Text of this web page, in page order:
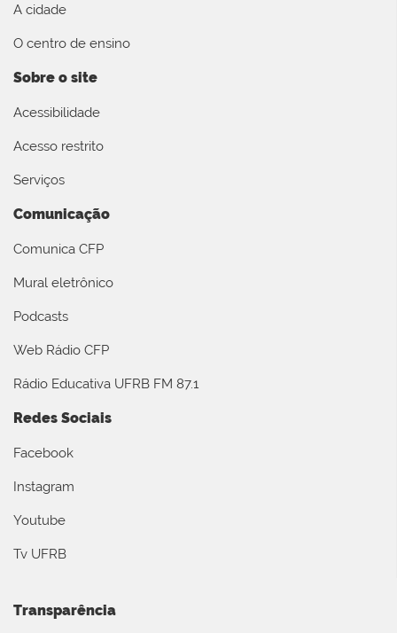
A cidade
O centro de ensino
Sobre o site
Acessibilidade
Acesso restrito
Serviços
Comunicação
Comunica CFP
Mural eletrônico
Podcasts
Web Rádio CFP
Rádio Educativa UFRB FM 87.1
Redes Sociais
Facebook
Instagram
Youtube
Tv UFRB
Transparência